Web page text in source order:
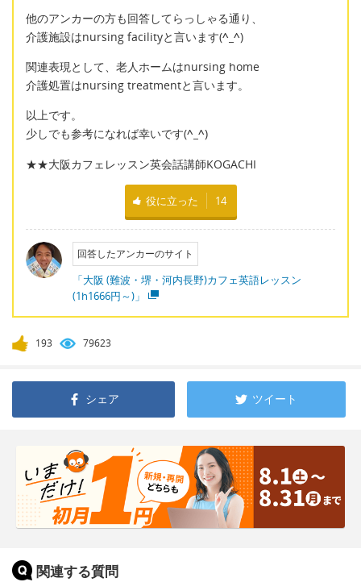
他のアンカーの方も回答してらっしゃる通り、
介護施設はnursing facilityと言います(^_^)
関連表現として、老人ホームはnursing home
介護処置はnursing treatmentと言います。
以上です。
少しでも参考になれば幸いです(^_^)
★★大阪カフェレッスン英会話講師KOGACHI
役に立った 14
回答したアンカーのサイト
「大阪 (難波・堺・河内長野)カフェ英語レッスン
(1h1666円～)」
193 79623
シェア ツイート
関連する質問